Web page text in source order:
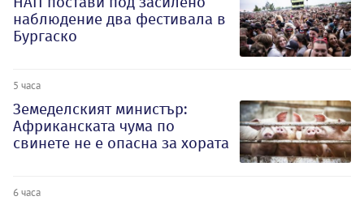
наблюдение два фестивала в
Бургаско
5 часа
Земеделският министър:
Африканската чума по
свинете не е опасна за хората
6 часа